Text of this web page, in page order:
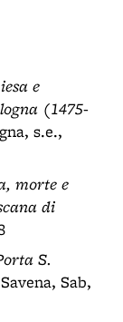
e
(1475-
s.e.,
morte e
di
S.
Sab,